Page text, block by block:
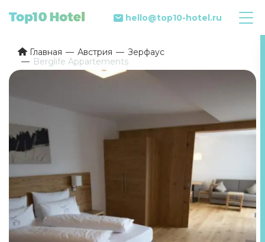
hello@top10-hotel.ru
Главная Австрия
Зерфаус
Berglife Appartements